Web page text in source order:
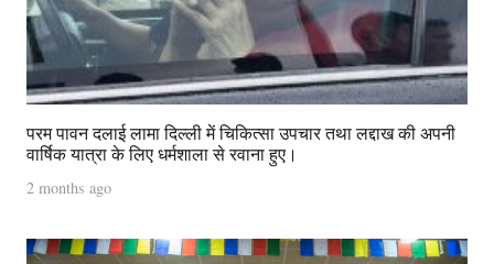
परम पावन दलाई लामा दिल्ली में चिकित्सा उपचार तथा लद्दाख की अपनी
वार्षिक यात्रा के लिए धर्मशाला से रवाना हुए।
2 months ago